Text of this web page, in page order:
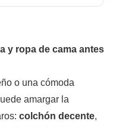
y ropa de cama antes
o una cómoda
amargar la
colchón decente,